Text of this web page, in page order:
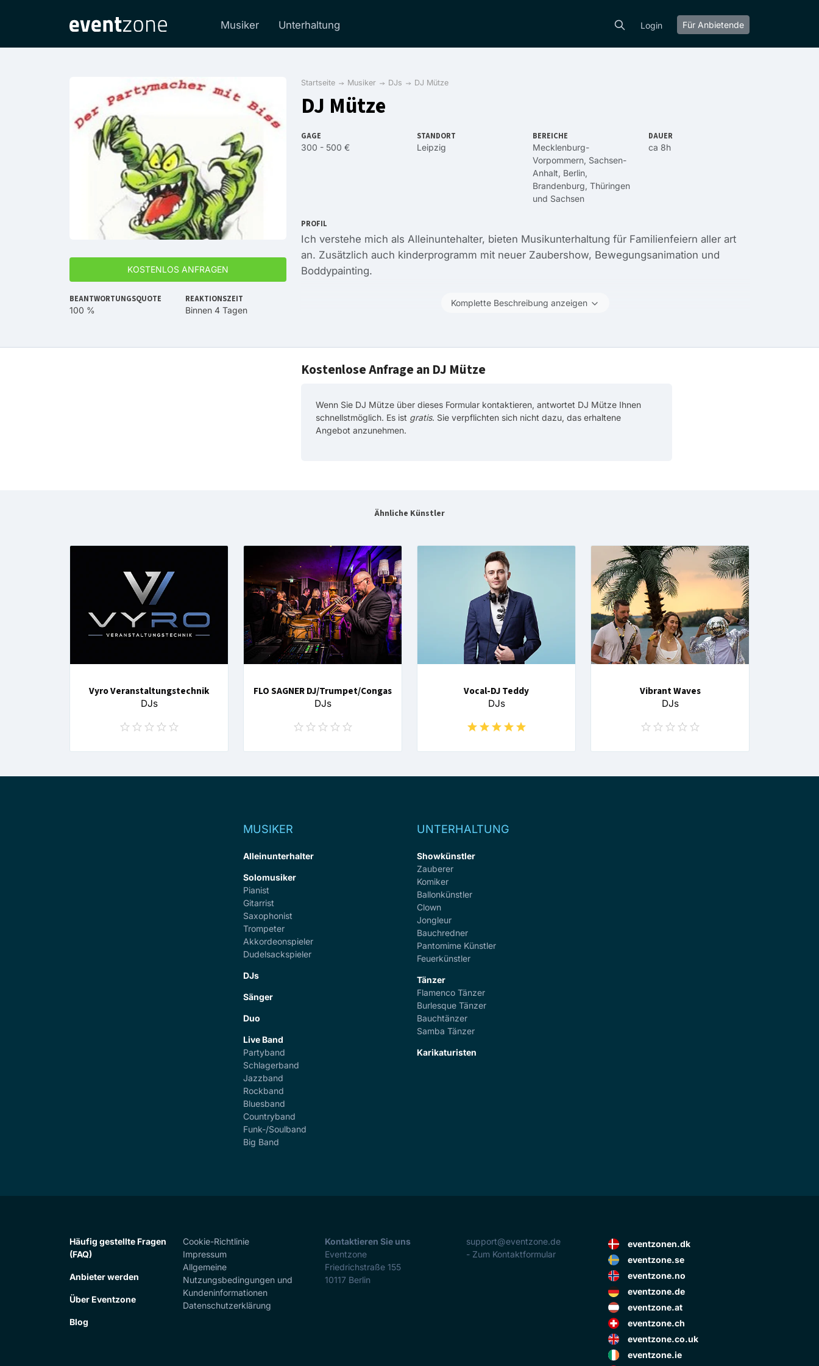
Musiker Unterhaltung Login Für Anbietende
KOSTENLOS ANFRAGEN
BEANTWORTUNGSQUOTE
100 %
REAKTIONSZEIT
Binnen 4 Tagen
Startseite Musiker DJs DJ Mütze
DJ Mütze
GAGE
300 - 500 €
STANDORT
Leipzig
BEREICHE
Mecklenburg-
Vorpommern, Sachsen-
Anhalt, Berlin,
Brandenburg, Thüringen
und Sachsen
DAUER
ca 8h
PROFIL
Ich verstehe mich als Alleinuntehalter, bieten Musikunterhaltung für Familienfeiern aller art
an. Zusätzlich auch kinderprogramm mit neuer Zaubershow, Bewegungsanimation und
Boddypainting.
Komplette Beschreibung anzeigen
Kostenlose Anfrage an DJ Mütze
Wenn Sie DJ Mütze über dieses Formular kontaktieren, antwortet DJ Mütze Ihnen
schnellstmöglich. Es ist gratis. Sie verpflichten sich nicht dazu, das erhaltene
Angebot anzunehmen.
Ähnliche Künstler
Vyro Veranstaltungstechnik
DJs
FLO SAGNER DJ/Trumpet/Congas
DJs
Vocal-DJ Teddy
DJs
Vibrant Waves
DJs
MUSIKER
Alleinunterhalter
Solomusiker
Pianist
Gitarrist
Saxophonist
Trompeter
Akkordeonspieler
Dudelsackspieler
DJs
Sänger
Duo
Live Band
Partyband
Schlagerband
Jazzband
Rockband
Bluesband
Countryband
Funk-/Soulband
Big Band
UNTERHALTUNG
Showkünstler
Zauberer
Komiker
Ballonkünstler
Clown
Jongleur
Bauchredner
Pantomime Künstler
Feuerkünstler
Tänzer
Flamenco Tänzer
Burlesque Tänzer
Bauchtänzer
Samba Tänzer
Karikaturisten
Häufig gestellte Fragen
(FAQ)
Anbieter werden
Über Eventzone
Blog
Cookie-Richtlinie
Impressum
Allgemeine
Nutzungsbedingungen und
Kundeninformationen
Datenschutzerklärung
Kontaktieren Sie uns
Eventzone
Friedrichstraße 155
10117 Berlin
support@eventzone.de
- Zum Kontaktformular
eventzonen.dk
eventzone.se
eventzone.no
eventzone.de
eventzone.at
eventzone.ch
eventzone.co.uk
eventzone.ie